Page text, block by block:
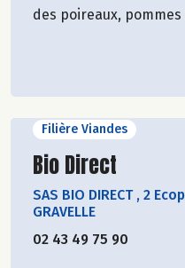
des poireaux, pommes
Filière Viandes
Découvrir le
Bio Direct
SAS BIO DIRECT , 2
GRAVELLE
02 43 49 75 90